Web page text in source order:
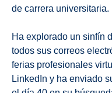
de carrera universitaria.
Ha explorado un sinfín
todos sus correos
ferias profesionales
LinkedIn y ha enviado